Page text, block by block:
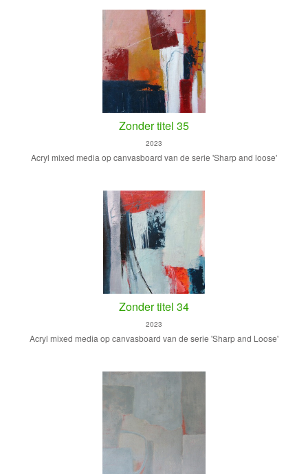
Zonder titel 35
2023
Acryl mixed media op canvasboard van de serie 'Sharp and loose'
Zonder titel 34
2023
Acryl mixed media op canvasboard van de serie 'Sharp and Loose'